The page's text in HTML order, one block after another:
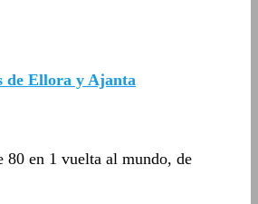
de Ellora y Ajanta
80 en 1 vuelta al mundo, de